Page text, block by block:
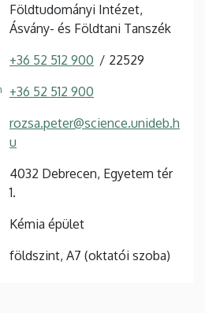
Földtudományi Intézet,
Ásvány- és Földtani Tanszék
+36 52 512 900 22529
+36 52 512 900
rozsa.peter@science.unideb.h
u
4032 Debrecen, Egyetem tér
1.
Kémia épület
földszint, A7 (oktatói szoba)